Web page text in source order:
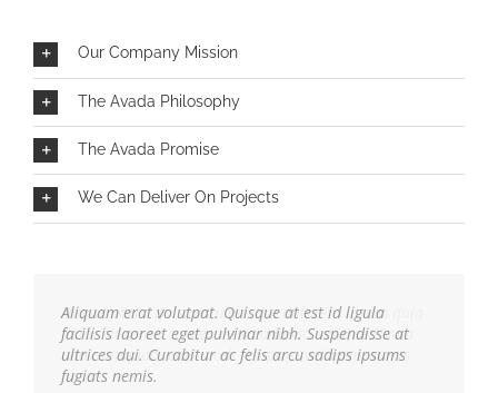
Our Company Mission
The Avada Philosophy
The Avada Promise
We Can Deliver On Projects
Aliquam erat volutpat. Quisque at est id ligula
facilisis laoreet eget pulvinar nibh. Suspendisse at
ultrices dui. Curabitur ac felis arcu sadips ipsums
fugiats nemis.